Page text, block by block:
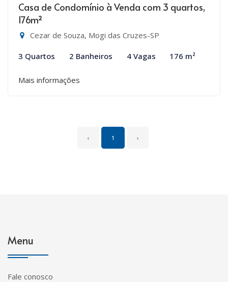
Casa de Condomínio à Venda com 3 quartos,
176m²
Cezar de Souza, Mogi das Cruzes-SP
3 Quartos 2 Banheiros 4 Vagas 176 m²
Mais informações
‹ 1 ›
Menu
Fale conosco